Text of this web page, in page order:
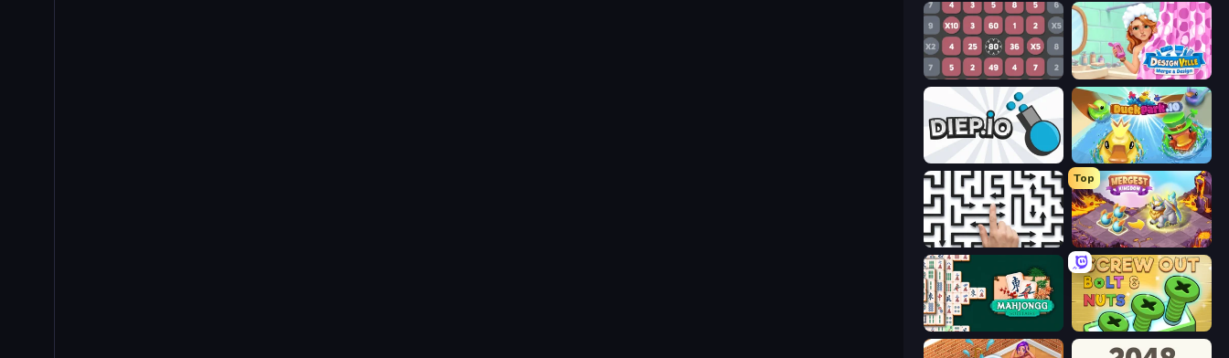
Get 1000 Designville: Merge & Design
Diep.io DuckPark.io
Arrow Escape: Puzzle
Top
Mergest Kingdom
Mahjongg Solitaire Screw Out: Bolts and Nuts